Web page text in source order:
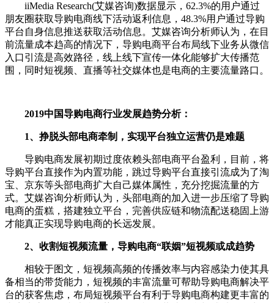
iiMedia Research(艾媒咨询)数据显示，62.3%的用户通过
朋友圈获取导购电商线下活动返利信息，48.3%用户通过导购
平台自身信息推送获取活动信息。艾媒咨询分析师认为，在目
前流量成本趋高的情况下，导购电商平台布局线下业务从微信
入口引流是高效路径，线上线下宣传一体化能够扩大传播范
围，同时短视频、直播等社交媒体也是电商的主要流量路口。
2019中国导购电商行业发展趋势分析：
1、挣脱头部电商牵制，实现平台独立运营仍是难题
导购电商发展初期过度依赖头部电商平台盈利，目前，将
导购平台直接作为内置功能，跳过导购平台直接引流成为了淘
宝、京东等头部电商扩大自己媒体属性，充分挖掘流量的方
式。艾媒咨询分析师认为，头部电商的加入进一步压缩了导购
电商的蛋糕，搭建独立平台，完善供应链和物流配送稳固上游
才能真正实现导购电商的长远发展。
2、收割短视频流量，导购电商“联姻”短视频或成趋势
相较于图文，短视频高频的传播效率与内容感染力使其具
备相当的带货能力，短视频的丰富流量可帮助导购电商解决平
台的获客焦虑，布局短视频平台有利于导购电商构建更丰富的